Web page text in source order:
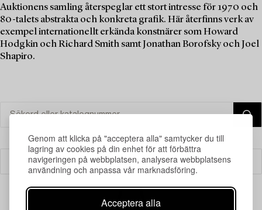
Genom att klicka på "acceptera alla" samtycker du till
lagring av cookies på din enhet för att förbättra
navigeringen på webbplatsen, analysera webbplatsens
användning och anpassa vår marknadsföring.
Acceptera alla
Auktionens samling återspeglar ett stort intresse för 1970 och
80-talets abstrakta och konkreta grafik. Här återfinns verk av
exempel internationellt erkända konstnärer som Howard
Hodgkin och Richard Smith samt Jonathan Borofsky och Joel
Shapiro.
Filter